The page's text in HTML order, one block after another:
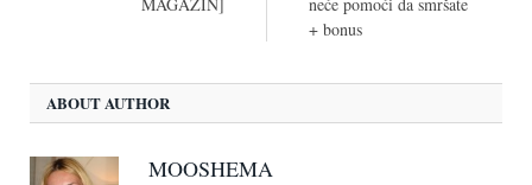
+ bonus
ABOUT AUTHOR
MOOSHEMA